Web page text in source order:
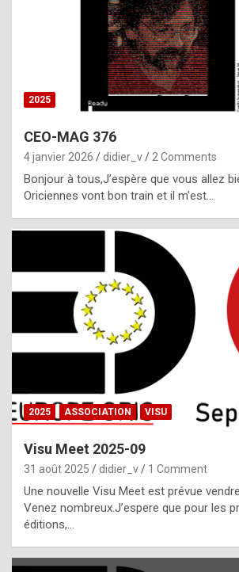
s
t
o
r
p
e
c
i
l
,
g
h
t
f
2025
CEO-MAG 376
4 janvier 2026 didier_v 2 Comments
Bonjour à tous,J’espère que vous allez
Oriciennes vont bon train et il m’est…
2025 ASSOCIATION VISU
Visu Meet 2025-09
31 août 2025 didier_v 1 Comment
Une nouvelle Visu Meet est prévue
Venez nombreux.J’espere que pour les
éditions,…